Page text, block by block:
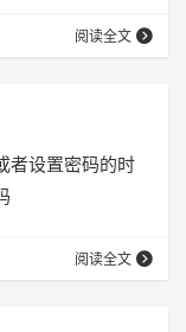
阅读全文
者设置密码的时
阅读全文